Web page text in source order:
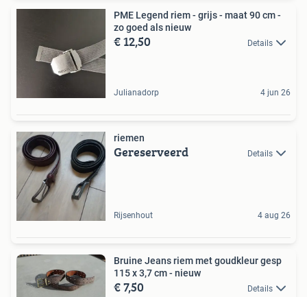
PME Legend riem - grijs - maat 90 cm -
zo goed als nieuw
€ 12,50 Details
Julianadorp 4 jun 26
riemen
Gereserveerd Details
Rijsenhout 4 aug 26
Bruine Jeans riem met goudkleur gesp
115 x 3,7 cm - nieuw
€ 7,50 Details